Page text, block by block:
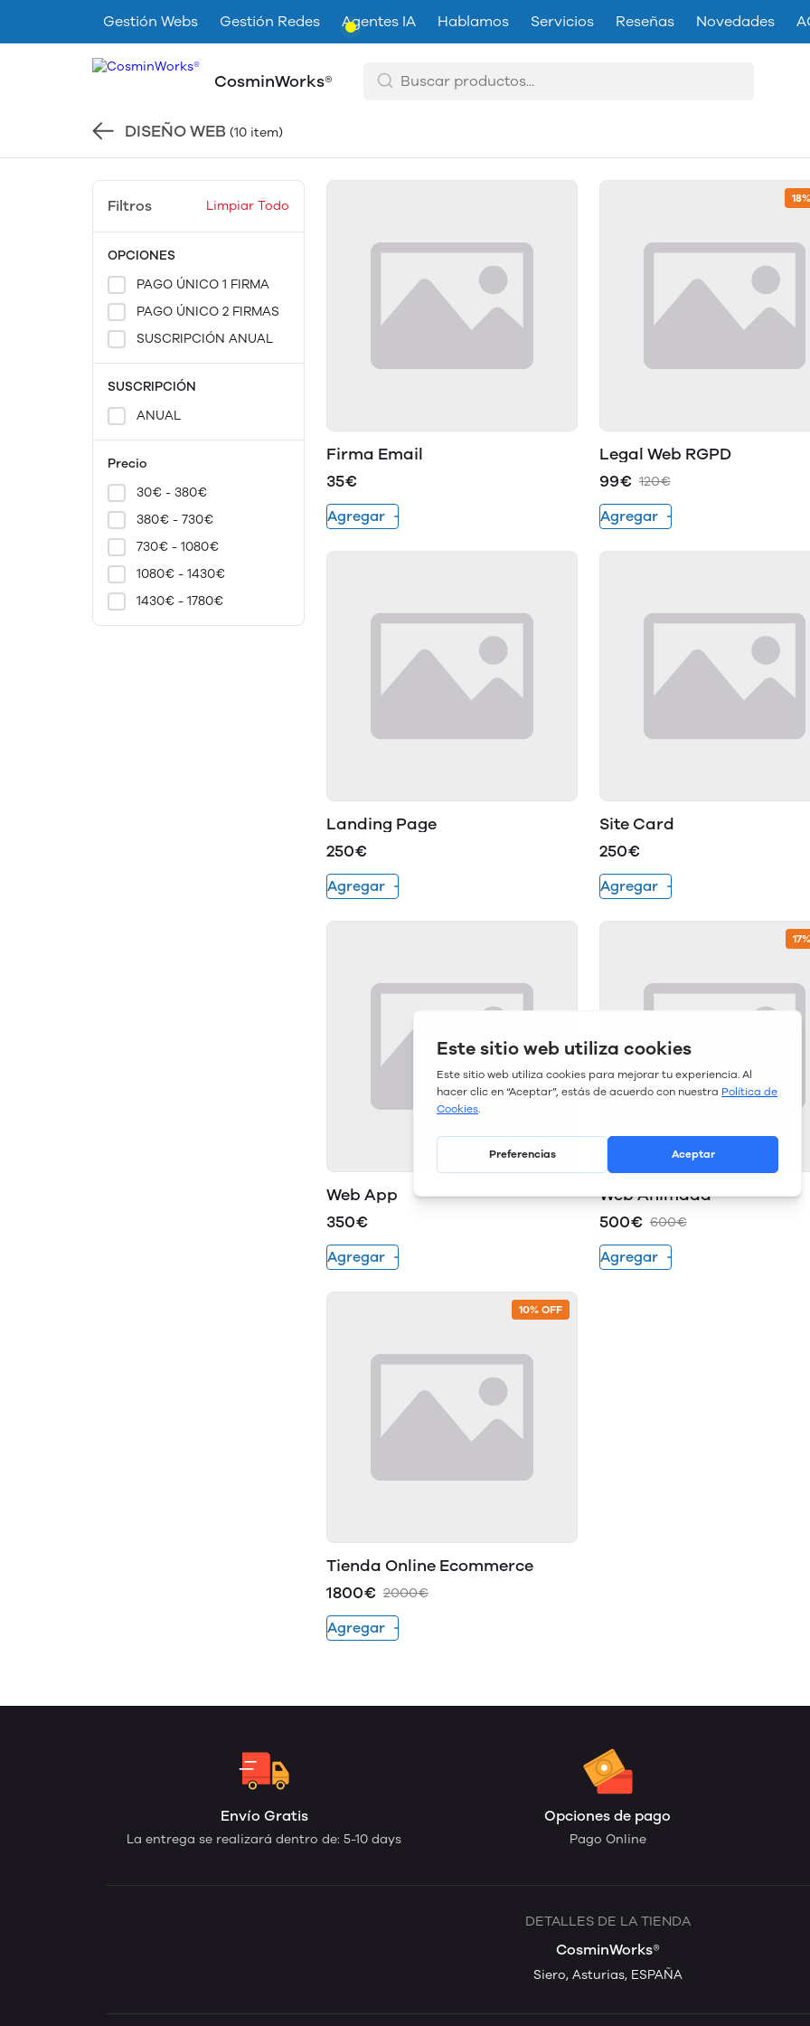
Gestión Webs Gestión Redes Agentes IA Hablamos Servicios Reseñas Novedades
CosminWorks®
DISEÑO WEB (10 item)
Filtros Limpiar Todo
OPCIONES
PAGO ÚNICO 1 FIRMA
PAGO ÚNICO 2 FIRMAS
SUSCRIPCIÓN ANUAL
SUSCRIPCIÓN
ANUAL
Precio
30€ - 380€
380€ - 730€
730€ - 1080€
1080€ - 1430€
1430€ - 1780€
Firma Email
35€
Agregar
Legal Web RGPD
99€ 120€
Agregar
Landing Page
250€
Agregar
Site Card
250€
Agregar
Web App
350€
Agregar
Web Animada
500€ 600€
Agregar
10% OFF
Tienda Online Ecommerce
1800€ 2000€
Agregar
Envío Gratis
La entrega se realizará dentro de: 5-10 days
Opciones de pago
Pago Online
DETALLES DE LA TIENDA
CosminWorks®
Siero, Asturias, ESPAÑA